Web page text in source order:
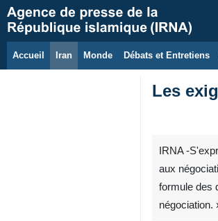
Accueil Iran Monde Débats et Entretiens
Les
IRNA -
aux
formule des
négociation.